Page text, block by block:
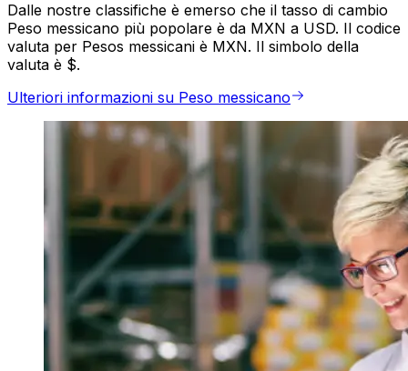
Dalle nostre classifiche è emerso che il tasso di cambio
Peso messicano più popolare è da MXN a USD. Il codice
valuta per Pesos messicani è MXN. Il simbolo della
valuta è $.
Ulteriori informazioni su Peso messicano